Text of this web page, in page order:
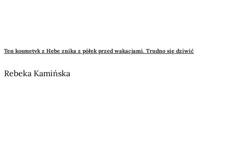
Ten kosmetyk z Hebe znika z półek przed wakacjami. Trudno się dziwić
Rebeka Kamińska